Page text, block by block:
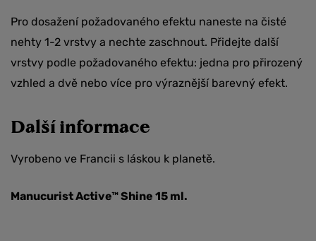
Pro dosažení požadovaného efektu naneste na čisté
nehty 1-2 vrstvy a nechte zaschnout. Přidejte další
vrstvy podle požadovaného efektu: jedna pro přirozený
vzhled a dvě nebo více pro výraznější barevný efekt.
Další informace
Vyrobeno ve Francii s láskou k planetě.
Manucurist Active™ Shine 15 ml.